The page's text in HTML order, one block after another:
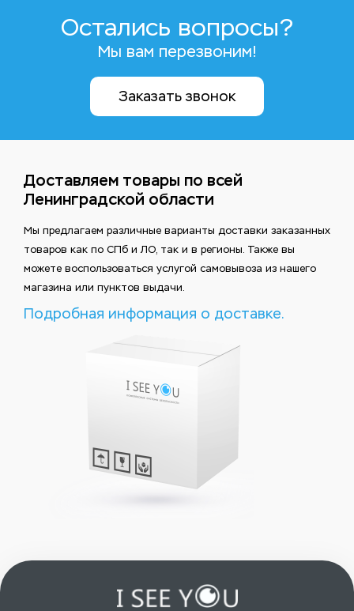
Остались вопросы?
Мы вам перезвоним!
Заказать звонок
Доставляем товары по всей
Ленинградской области
Мы предлагаем различные варианты доставки заказанных
товаров как по СПб и ЛО, так и в регионы. Также вы
можете воспользоваться услугой самовывоза из нашего
магазина или пунктов выдачи.
Подробная информация о доставке.